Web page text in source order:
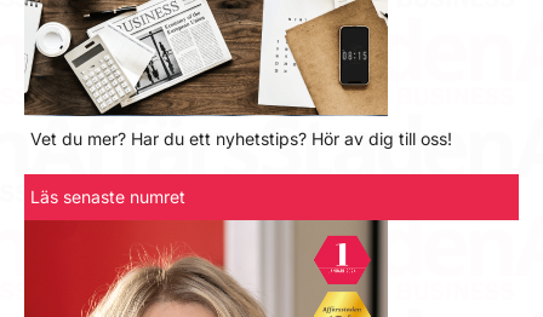
Vet du mer? Har du ett nyhetstips? Hör av dig till oss!
Läs senaste numret